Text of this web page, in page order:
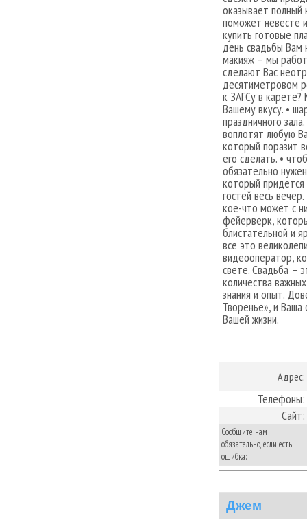
оказывает полный
поможет невесте
купить готовые
день свадьбы Вам
макияж – мы
сделают Вас
десятиметровом
к ЗАГСу в
Вашему вкусу. •
праздничного
воплотят любую
который поразит
его сделать. •
обязательно
который
гостей весь
кое-что может с
фейерверк,
блистательной и
все это
видеооператор,
свете. Свадьба –
количества
знания и опыт.
Творенье», и
Вашей жизни.
Адрес:
Телефоны:
Сайт:
Сообщите нам
обязательно, если есть
ошибка:
Джем